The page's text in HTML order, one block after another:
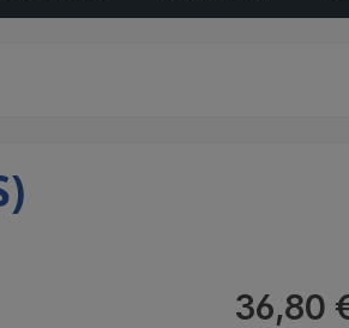
Regulärer
36,80